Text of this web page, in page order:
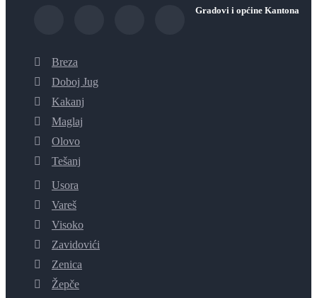
Gradovi i općine Kantona
Breza
Doboj Jug
Kakanj
Maglaj
Olovo
Tešanj
Usora
Vareš
Visoko
Zavidovići
Zenica
Žepče